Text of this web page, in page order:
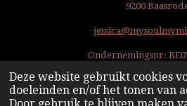
Deze website gebruikt cookies
doeleinden en/of het tonen van
9200
Ondernemingsnr: BE
Argenta BE14 9734
Powered byJouwWeb